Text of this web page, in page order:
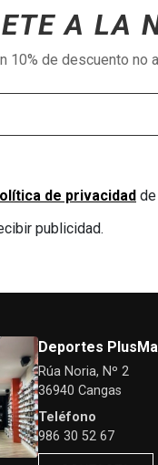
A LA
10% de descuento no
de privacidad
publicidad.
Deportes
Rúa Noria, Nº 2
36940 Cangas
Teléfono
986 30 52 67